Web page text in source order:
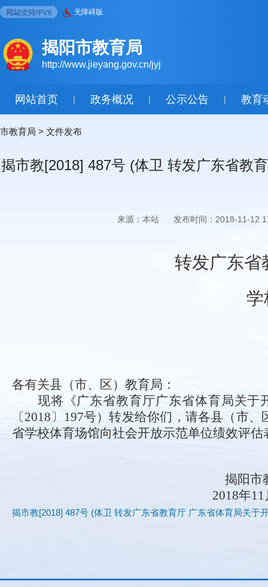
无障碍版
揭阳市教育局
http://www.jieyang.gov.cn/jyj
网站首页 | 政务概况 | 公示公告 | 教育
市教育局 > 文件发布
揭市教[2018] 487号 (体卫 转发广东省教
来源：本站 发布时间：2018-11-12
转发广东省
各有关县（市、区）教育局：
现将《广东省教育厅广东省体育局关于
〔2018〕 197号）转发给你们，请各县（市、
省学校体育场馆向社会开放示范单位绩效评估
揭阳市
2018年
揭市教[2018] 487号 (体卫 转发广东省教育厅 广东省体育局关